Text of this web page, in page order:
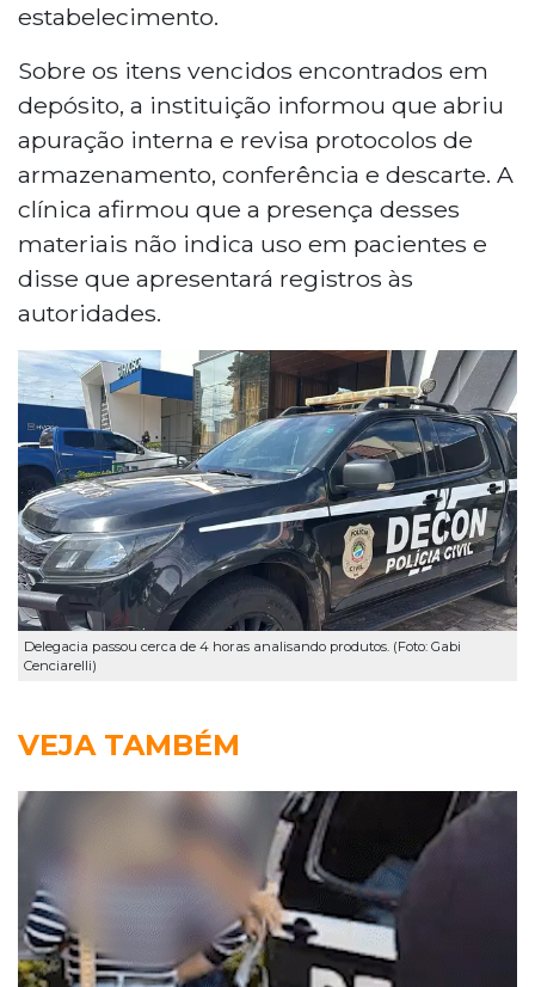
estabelecimento.
Sobre os itens vencidos encontrados em
depósito, a instituição informou que abriu
apuração interna e revisa protocolos de
armazenamento, conferência e descarte. A
clínica afirmou que a presença desses
materiais não indica uso em pacientes e
disse que apresentará registros às
autoridades.
Delegacia passou cerca de 4 horas analisando produtos. (Foto: Gabi
Cenciarelli)
VEJA TAMBÉM